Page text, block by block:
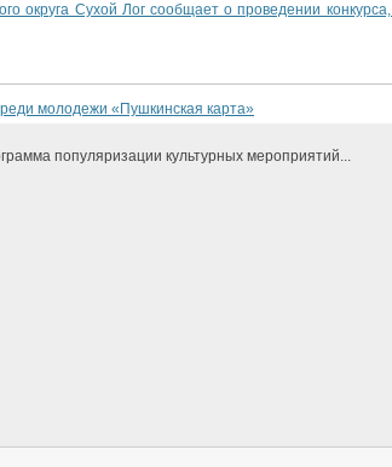
округа Сухой Лог сообщает о проведении конкурса,
молодежи «Пушкинская карта»
популяризации культурных мероприятий...